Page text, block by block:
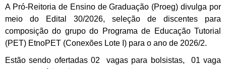
A Pró-Reitoria de Ensino de Graduação (Proeg) divulga por
meio do Edital 30/2026, seleção de discentes para
composição do grupo do Programa de Educação Tutorial
(PET) EtnoPET (Conexões Lote I) para o ano de 2026/2.
Estão sendo ofertadas 02 vagas para bolsistas, 01 vaga